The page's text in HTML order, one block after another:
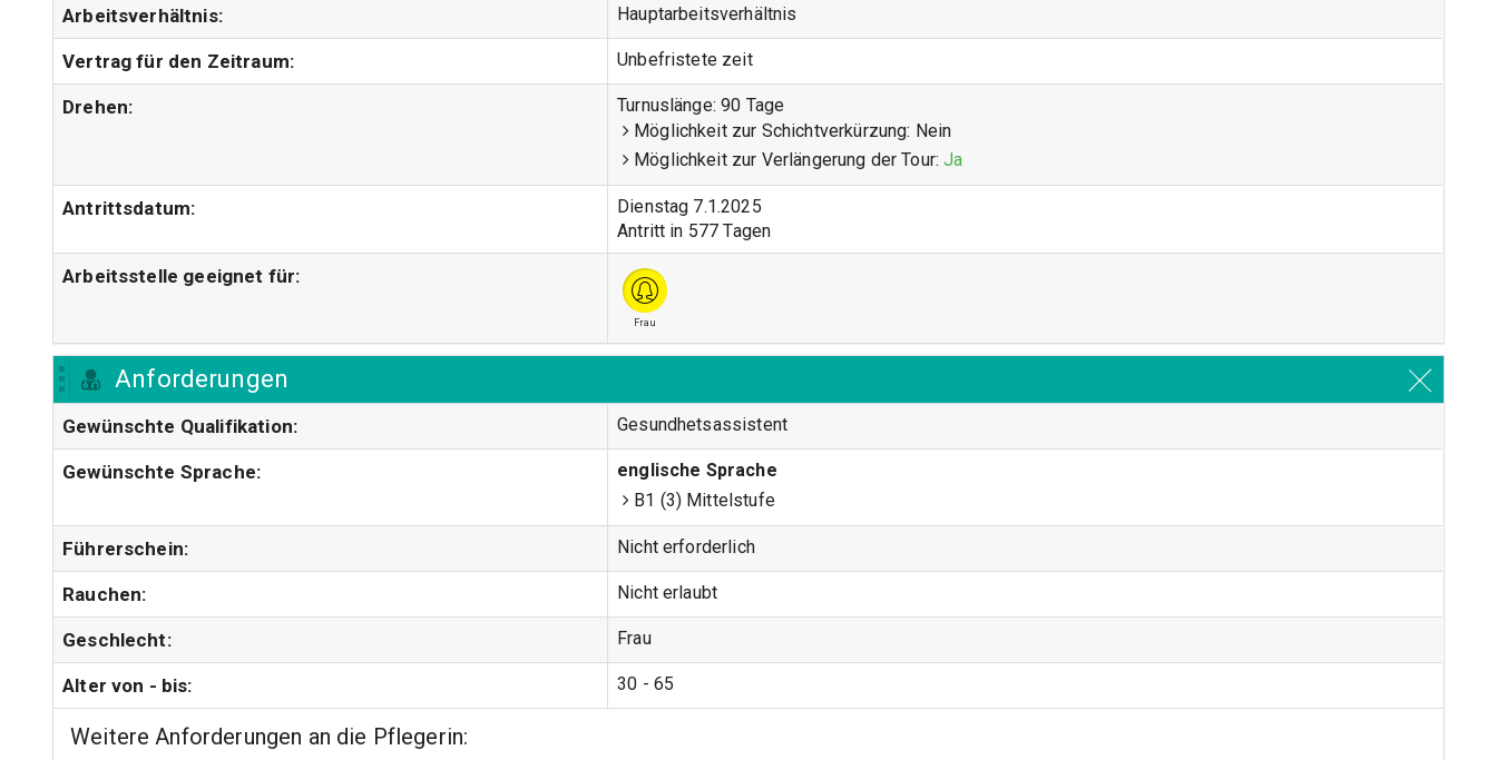
Arbeitsverhältnis: Hauptarbeitsverhältnis
Vertrag für den Zeitraum: Unbefristete zeit
Drehen: Turnuslänge:90 Tage
Möglichkeit zur Schichtverkürzung: Nein
Möglichkeit zur Verlängerung der Tour:Ja
Antrittsdatum:
Dienstag 7.1.2025
Antritt in 577 Tagen
Arbeitsstelle geeignet für:
Frau
Anforderungen
Gewünschte Qualifikation: Gesundhetsassistent
Gewünschte Sprache:
englische Sprache
B1 (3) Mittelstufe
Führerschein: Nicht erforderlich
Rauchen: Nicht erlaubt
Geschlecht: Frau
Alter von - bis: 30 - 65
Weitere Anforderungen an die Pflegerin: